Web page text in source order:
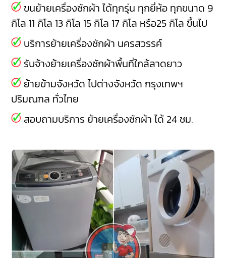
ขนย้ายเครื่องซักผ้า ได้ทุกรุ่น ทุกยี่ห้อ ทุกขนาด 9
กิโล 11 กิโล 13 กิโล 15 กิโล 17 กิโล หรือ25 กิโล ขึ้นไป
บริการย้ายเครื่องซักผ้า นครสวรรค์
รับจ้างย้ายเครื่องซักผ้าพื้นที่ใกล้ลาดยาว
ย้ายข้ามจังหวัด ไปต่างจังหวัด กรุงเทพฯ
ปริมณฑล ทั่วไทย
สอบถามบริการ ย้ายเครื่องซักผ้า ได้ 24 ชม.